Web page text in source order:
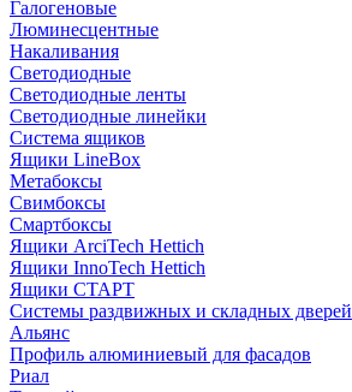
Галогеновые
Люминесцентные
Накаливания
Светодиодные
Светодиодные ленты
Светодиодные линейки
Система ящиков
Ящики LineBox
Метабоксы
Свимбоксы
Смартбоксы
Ящики ArciTech Hettich
Ящики InnoTech Hettich
Ящики СТАРТ
Системы раздвижных и складных дверей
Альянс
Профиль алюминиевый для фасадов
Риал